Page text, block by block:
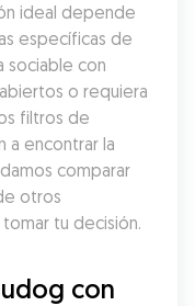
ideal depende
específicas de
sociable con
o requiera
filtros de
a encontrar la
comparar
otros
tu decisión.
con